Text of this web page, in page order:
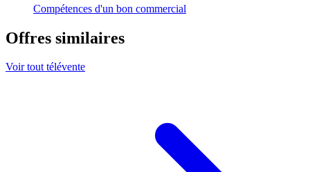
Compétences d'un bon commercial
Offres similaires
Voir tout télévente